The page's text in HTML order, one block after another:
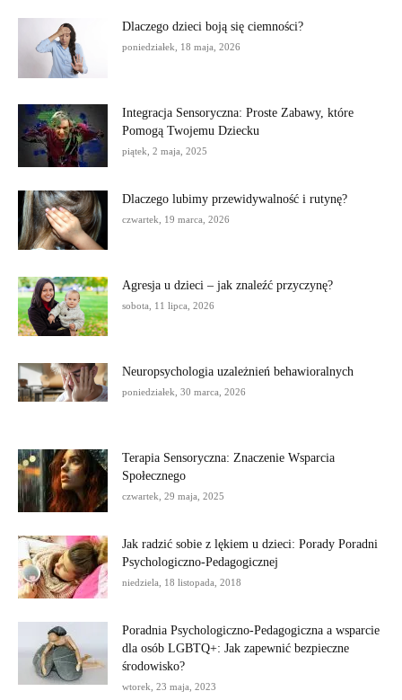
Dlaczego dzieci boją się ciemności?
poniedziałek, 18 maja, 2026
Integracja Sensoryczna: Proste Zabawy, które
Pomogą Twojemu Dziecku
piątek, 2 maja, 2025
Dlaczego lubimy przewidywalność i rutynę?
czwartek, 19 marca, 2026
Agresja u dzieci – jak znaleźć przyczynę?
sobota, 11 lipca, 2026
Neuropsychologia uzależnień behawioralnych
poniedziałek, 30 marca, 2026
Terapia Sensoryczna: Znaczenie Wsparcia
Społecznego
czwartek, 29 maja, 2025
Jak radzić sobie z lękiem u dzieci: Porady Poradni
Psychologiczno-Pedagogicznej
niedziela, 18 listopada, 2018
Poradnia Psychologiczno-Pedagogiczna a wsparcie
dla osób LGBTQ+: Jak zapewnić bezpieczne
środowisko?
wtorek, 23 maja, 2023